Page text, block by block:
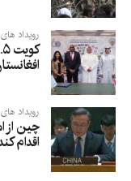
رویداد
رویداد
چین از
اقدام